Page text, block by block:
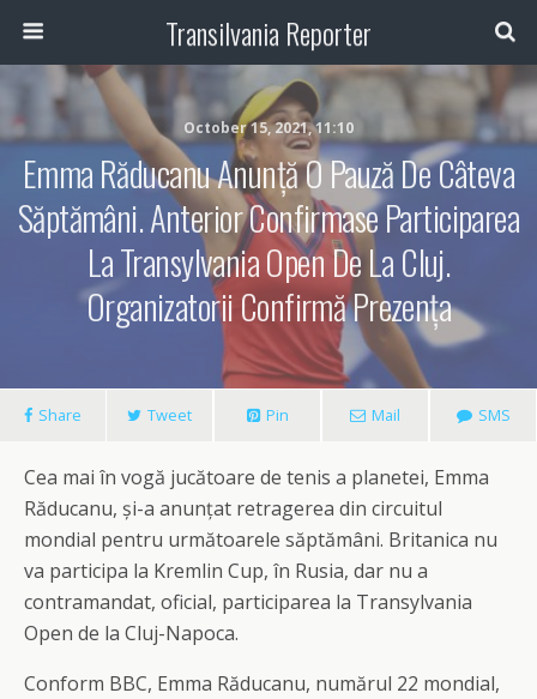
Transilvania Reporter
October 15, 2021, 11:10
Emma Răducanu Anunță O Pauză De Câteva
Săptămâni. Anterior Confirmase Participarea
La Transylvania Open De La Cluj.
Organizatorii Confirmă Prezența
Share Tweet Pin Mail SMS
Cea mai în vogă jucătoare de tenis a planetei, Emma
Răducanu, și-a anunțat retragerea din circuitul
mondial pentru următoarele săptămâni. Britanica nu
va participa la Kremlin Cup, în Rusia, dar nu a
contramandat, oficial, participarea la Transylvania
Open de la Cluj-Napoca.
Conform BBC, Emma Răducanu, numărul 22 mondial,